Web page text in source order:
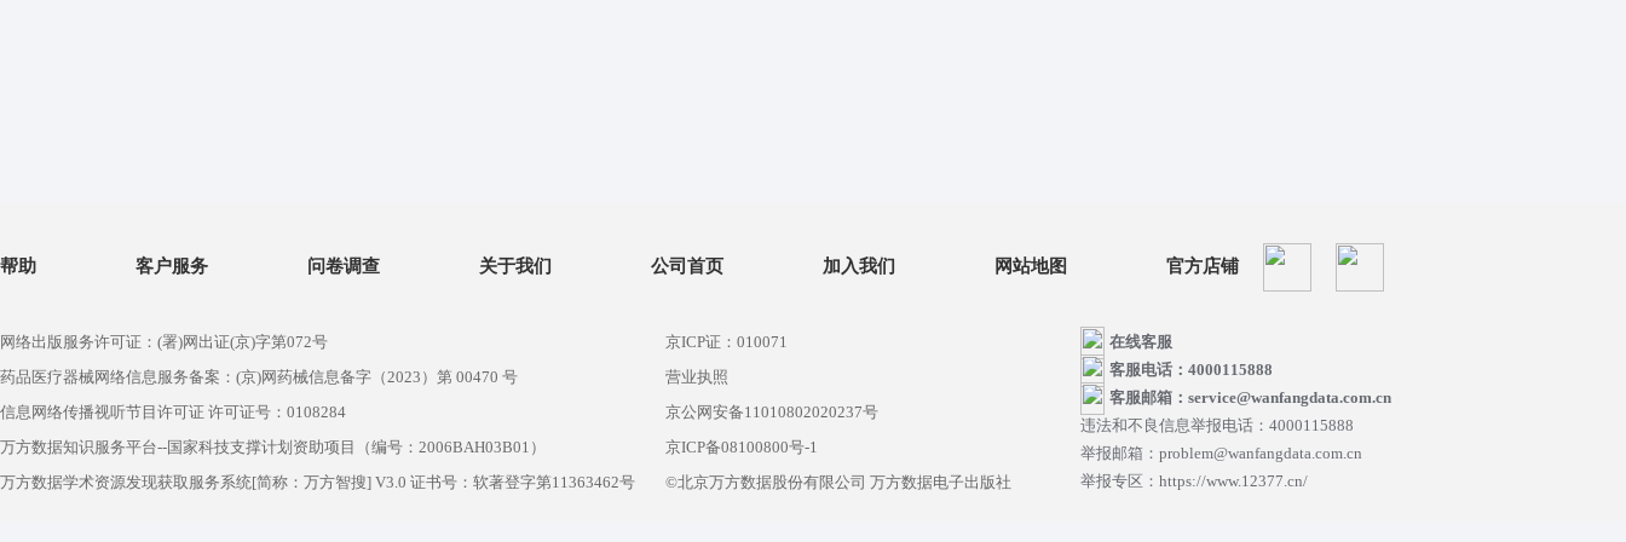
帮助 客户服务 问卷调查 关于我们 公司首页 加入我们 网站地图 官方店铺
网络出版服务许可证：(署)网出证(京)字第072号
药品医疗器械网络信息服务备案：(京)网药械信息备字（2023）第 00470 号
信息网络传播视听节目许可证 许可证号：0108284
万方数据知识服务平台--国家科技支撑计划资助项目（编号：2006BAH03B01）
万方数据学术资源发现获取服务系统[简称：万方智搜] V3.0 证书号：软著登字第11363462号
京ICP证：010071
营业执照
京公网安备11010802020237号
京ICP备08100800号-1
©北京万方数据股份有限公司 万方数据电子出版社
在线客服
客服电话：4000115888
客服邮箱：service@wanfangdata.com.cn
违法和不良信息举报电话：4000115888
举报邮箱：problem@wanfangdata.com.cn
举报专区：https://www.12377.cn/